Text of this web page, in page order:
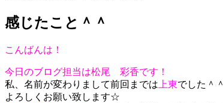
感じたこと＾＾
こんばんは！
今日のブログ担当は松尾 彩香です！
私、名前が変わりまして前回までは 上東でした＾＾
よろしくお願い致します☆